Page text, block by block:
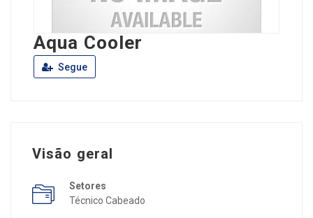
Aqua Cooler
Segue
Visão geral
Setores
Técnico Cabeado